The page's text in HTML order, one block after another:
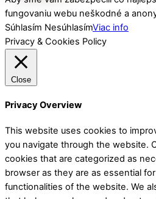
fungovaniu webu neškodné a
Súhlasím NesúhlasímViac info
Privacy & Cookies Policy
Close
Privacy Overview
This website uses cookies to
you navigate through the website.
cookies that are categorized as
browser as they are as essential
functionalities of the website. We